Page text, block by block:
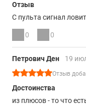
Отзыв
С пульта сигнал
0 0
Петрович Ден 19
Отзыв
Достоинства
из плюсов - то что